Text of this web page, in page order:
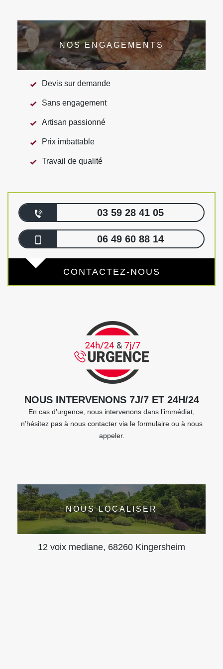
NOS ENGAGEMENTS
Devis sur demande
Sans engagement
Artisan passionné
Prix imbattable
Travail de qualité
03 59 28 41 05
06 49 60 88 14
CONTACTEZ-NOUS
NOUS INTERVENONS 7J/7 ET 24H/24
En cas d’urgence, nous intervenons dans l’immédiat,
n’hésitez pas à nous contacter via le formulaire ou à nous
appeler.
NOUS LOCALISER
12 voix mediane, 68260 Kingersheim